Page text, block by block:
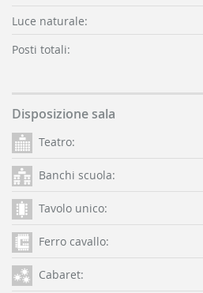
Luce naturale:
Posti totali:
Disposizione sala
Teatro:
Banchi scuola:
Tavolo unico:
Ferro cavallo:
Cabaret: